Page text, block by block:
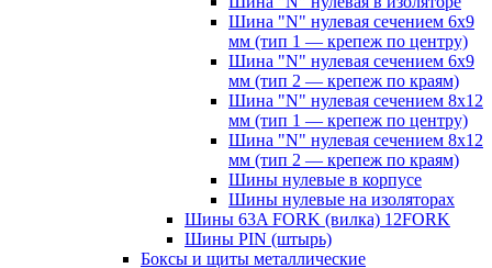
Шина "N" нулевая сечением 6х9
мм (тип 1 — крепеж по центру)
Шина "N" нулевая сечением 6х9
мм (тип 2 — крепеж по краям)
Шина "N" нулевая сечением 8х12
мм (тип 1 — крепеж по центру)
Шина "N" нулевая сечением 8х12
мм (тип 2 — крепеж по краям)
Шины нулевые в корпусе
Шины нулевые на изоляторах
Шины 63A FORK (вилка) 12FORK
Шины PIN (штырь)
Боксы и щиты металлические